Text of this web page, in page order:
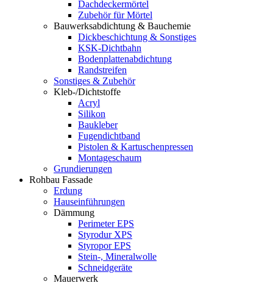
Dachdeckermörtel
Zubehör für Mörtel
Bauwerksabdichtung & Bauchemie
Dickbeschichtung & Sonstiges
KSK-Dichtbahn
Bodenplattenabdichtung
Randstreifen
Sonstiges & Zubehör
Kleb-/Dichtstoffe
Acryl
Silikon
Baukleber
Fugendichtband
Pistolen & Kartuschenpressen
Montageschaum
Grundierungen
Rohbau Fassade
Erdung
Hauseinführungen
Dämmung
Perimeter EPS
Styrodur XPS
Styropor EPS
Stein-, Mineralwolle
Schneidgeräte
Mauerwerk